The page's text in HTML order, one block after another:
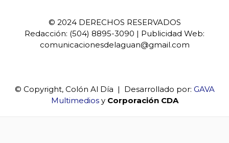
© 2024 DERECHOS RESERVADOS
Redacción: (504) 8895-3090 | Publicidad Web:
comunicacionesdelaguan@gmail.com
© Copyright, Colón Al Día | Desarrollado por: GAVA
Multimediosy Corporación CDA